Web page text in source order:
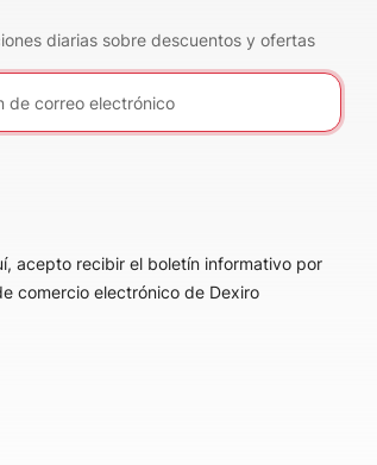
diarias sobre descuentos y ofertas
acepto recibir el boletín informativo por
comercio electrónico de Dexiro